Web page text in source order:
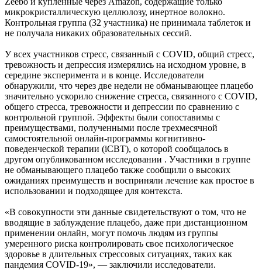
микрокристаллическую целлюлозу, инертное волокно.
Контрольная группа (32 участника) не принимала таблеток и
не получала никаких образовательных сессий.
У всех участников стресс, связанный с COVID, общий стресс,
тревожность и депрессия измерялись на исходном уровне, в
середине эксперимента и в конце. Исследователи
обнаружили, что через две недели не обманывающее плацебо
значительно ускорило снижение стресса, связанного с COVID,
общего стресса, тревожности и депрессии по сравнению с
контрольной группой. Эффекты были сопоставимы с
преимуществами, полученными после трехмесячной
самостоятельной онлайн-программы когнитивно-
поведенческой терапии (iCBT), о которой сообщалось в
другом опубликованном исследовании . Участники в группе
не обманывающего плацебо также сообщили о высоких
ожиданиях преимуществ и восприняли лечение как простое в
использовании и подходящее для контекста.
«В совокупности эти данные свидетельствуют о том, что не
вводящие в заблуждение плацебо, даже при дистанционном
применении онлайн, могут помочь людям из группы
умеренного риска контролировать свое психологическое
здоровье в длительных стрессовых ситуациях, таких как
пандемия COVID-19», — заключили исследователи.